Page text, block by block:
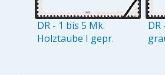
DR - 1 bis 5 Mk.
Holztaube I gepr.
DR